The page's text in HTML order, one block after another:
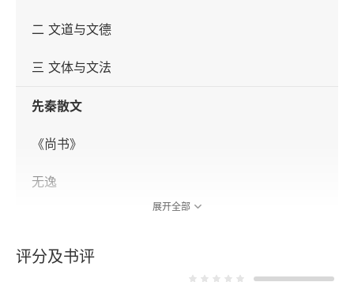
二 文道与文德
三 文体与文法
先秦散文
《尚书》
无逸
郑伯克段于鄢
展开全部
评分及书评